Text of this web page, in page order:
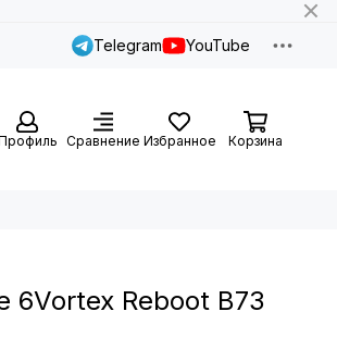
Telegram YouTube
Сравнение Избранное Корзина
6Vortex Reboot B73